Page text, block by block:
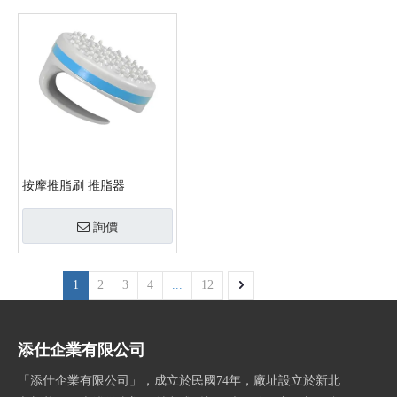
按摩推脂刷 推脂器
詢價
1 2 3 4 ... 12
添仕企業有限公司
「添仕企業有限公司」，成立於民國74年，廠址設立於新北